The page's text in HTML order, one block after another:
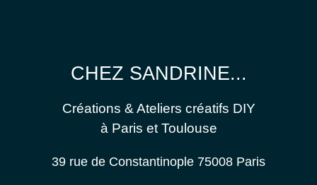
CHEZ SANDRINE...
Créations & Ateliers créatifs DIY
à Paris et Toulouse
39 rue de Constantinople 75008 Paris